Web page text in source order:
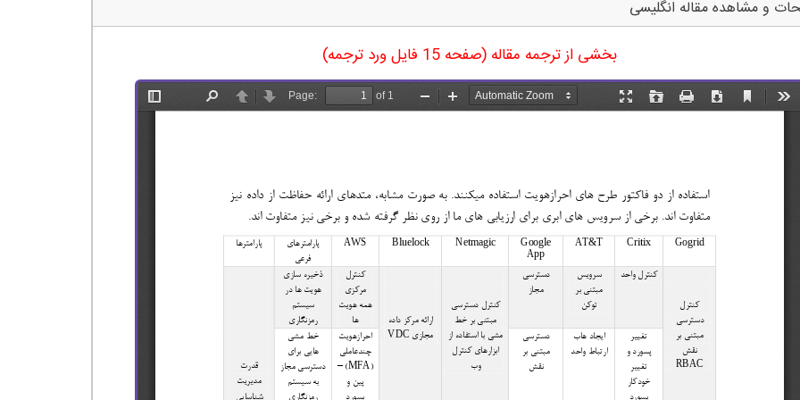
و مشاهده مقاله انگلیسی
بخشی از ترجمه مقاله (صفحه 15 فایل ورد ترجمه)